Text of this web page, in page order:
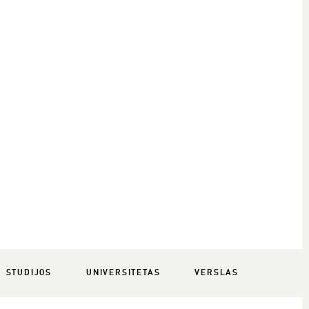
STUDIJOS UNIVERSITETAS VERSLAS